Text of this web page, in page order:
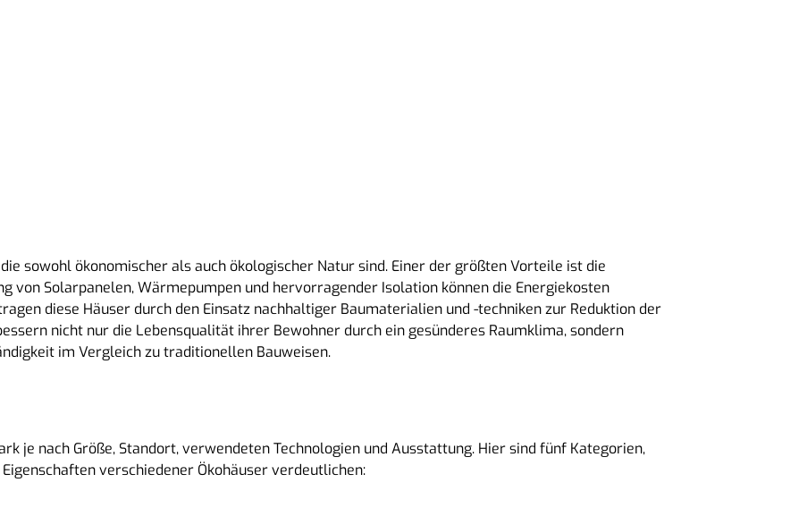
sowohl ökonomischer als auch ökologischer Natur sind. Einer der größten Vorteile ist die
von Solarpanelen, Wärmepumpen und hervorragender Isolation können die Energiekosten
diese Häuser durch den Einsatz nachhaltiger Baumaterialien und -techniken zur Reduktion der
nicht nur die Lebensqualität ihrer Bewohner durch ein gesünderes Raumklima, sondern
im Vergleich zu traditionellen Bauweisen.
je nach Größe, Standort, verwendeten Technologien und Ausstattung. Hier sind fünf Kategorien,
verschiedener Ökohäuser verdeutlichen: